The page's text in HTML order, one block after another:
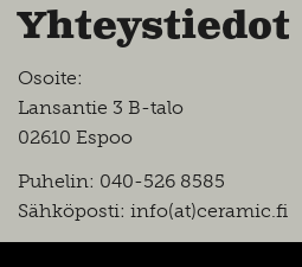
Yhteystiedot
Osoite:
Lansantie 3 B-talo
02610 Espoo
Puhelin: 040-526 8585
Sähköposti: info(at)ceramic.fi